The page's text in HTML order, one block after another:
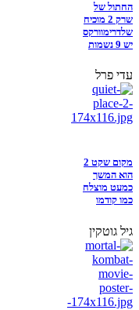
החתול של
שרק 2 מוכיח
שלדרימוורקס
יש 9 נשמות
עדי פרל
מקום שקט 2
הוא המשך
כמעט מוצלח
כמו קודמו
גיל גוטקין